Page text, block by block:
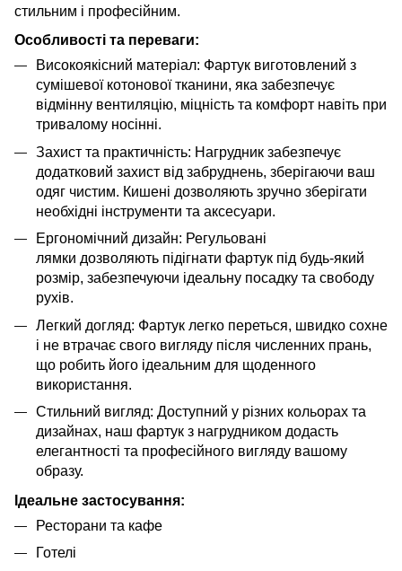
стильним і професійним.
Особливості та переваги:
Високоякісний матеріал: Фартук виготовлений з
сумішевої котонової тканини, яка забезпечує
відмінну вентиляцію, міцність та комфорт навіть при
тривалому носінні.
Захист та практичність: Нагрудник забезпечує
додатковий захист від забруднень, зберігаючи ваш
одяг чистим. Кишені дозволяють зручно зберігати
необхідні інструменти та аксесуари.
Ергономічний дизайн: Регульовані
лямки дозволяють підігнати фартук під будь-який
розмір, забезпечуючи ідеальну посадку та свободу
рухів.
Легкий догляд: Фартук легко переться, швидко сохне
і не втрачає свого вигляду після численних прань,
що робить його ідеальним для щоденного
використання.
Стильний вигляд: Доступний у різних кольорах та
дизайнах, наш фартук з нагрудником додасть
елегантності та професійного вигляду вашому
образу.
Ідеальне застосування:
Ресторани та кафе
Готелі